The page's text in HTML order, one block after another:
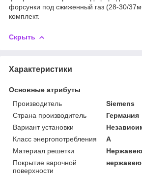
форсунки под сжиженный газ (28-30/
комплект.
Скрыть
Характеристики
Основные атрибуты
Производитель
Siemens
Страна производитель
Германия
Вариант установки
Класс энергопотребления
A
Материал решетки
Покрытие варочной
поверхности